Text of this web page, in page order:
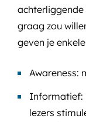
achterliggende
graag zou
geven je
Awareness:
Informatief:
lezers